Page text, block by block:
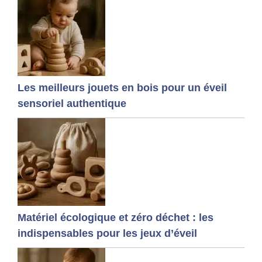
Les meilleurs jouets en bois pour un éveil
sensoriel authentique
Matériel écologique et zéro déchet : les
indispensables pour les jeux d’éveil